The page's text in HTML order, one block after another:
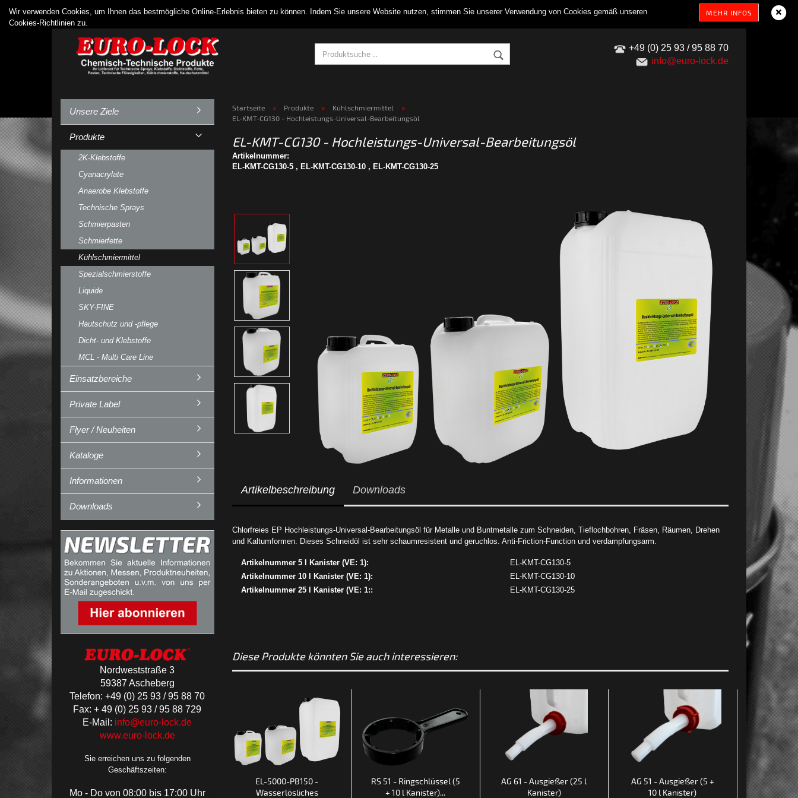
+49 (0) 25 93 / 95 88 70
info@euro-lock.de
Wir verwenden Cookies, um Ihnen das bestmögliche Online-Erlebnis bieten zu können. Indem Sie unsere Website nutzen, stimmen Sie unserer Verwendung von Cookies gemäß unseren
Cookies-Richtlinien zu.
MEHR INFOS
Startseite » Produkte » Kühlschmiermittel »
EL-KMT-CG130 - Hochleistungs-Universal-Bearbeitungsöl
EL-KMT-CG130 - Hochleistungs-Universal-Bearbeitungsöl
Artikelnummer:
EL-KMT-CG130-5 , EL-KMT-CG130-10 , EL-KMT-CG130-25
Artikelbeschreibung Downloads
Chlorfreies EP Hochleistungs-Universal-Bearbeitungsöl für Metalle und Buntmetalle zum Schneiden, Tieflochbohren, Fräsen, Räumen, Drehen
und Kaltumformen. Dieses Schneidöl ist sehr schaumresistent und geruchlos. Anti-Friction-Function und verdampfungsarm.
Artikelnummer 5 l Kanister (VE: 1):
EL-KMT-CG130-5
Artikelnummer 10 l Kanister (VE: 1):
EL-KMT-CG130-10
Artikelnummer 25 l Kanister (VE: 1::
EL-KMT-CG130-25
Diese Produkte könnten Sie auch interessieren:
5000-PB422 -
(25 l Kanister)
EL-5000-PB150 -
Wasserlösliches
RS 51 - Ringschlüssel (5
+ 10 l Kanister)...
AG 61 - Ausgießer (25 l
Kanister)
AG 51 - Ausgießer (5 +
10 l Kanister)
AFT 61 -
l
Unsere Ziele
Produkte
2K-Klebstoffe
Cyanacrylate
Anaerobe Klebstoffe
Technische Sprays
Schmierpasten
Schmierfette
Kühlschmiermittel
Spezialschmierstoffe
Liquide
SKY-FINE
Hautschutz und -pflege
Dicht- und Klebstoffe
MCL - Multi Care Line
Einsatzbereiche
Private Label
Flyer / Neuheiten
Kataloge
Informationen
Downloads
Nordweststraße 3
59387 Ascheberg
Telefon: +49 (0) 25 93 / 95 88 70
Fax: + 49 (0) 25 93 / 95 88 729
E-Mail: info@euro-lock.de
www.euro-lock.de
Sie erreichen uns zu folgenden
Geschäftszeiten:
Mo - Do von 08:00 bis 17:00 Uhr